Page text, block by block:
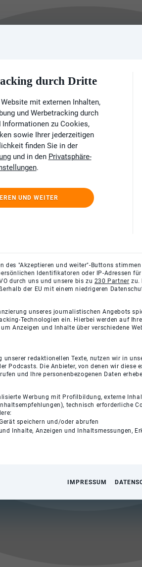
durch Dritte
mit externen Inhalten,
und Werbetracking durch
Informationen zu Cookies,
sowie Ihrer jederzeitigen
finden Sie in der
und in den Privatsphäre-
.
UND WEITER
des "Akzeptieren und weiter"-Buttons
Identifikatoren oder IP-Adressen
durch uns und unsere bis zu 230 Partner zu.
der EU mit einem niedrigeren
unseres journalistischen Angebots
Technologien ein. Hierbei werden auf
Anzeigen und Inhalte über verschiedene
unserer redaktionellen Texte, nutzen wir in
Podcasts. Die Anbieter, von denen wir
und Ihre personenbezogenen Daten
Werbung mit Profilbildung, externe
technisch erforderliche
speichern und/oder abrufen
Inhalte, Anzeigen und Inhaltsmessungen,
IMPRESSUM